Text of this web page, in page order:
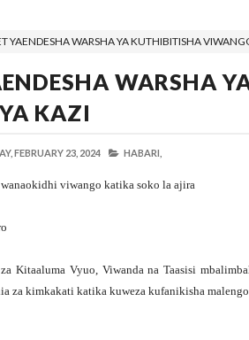
YAENDESHA WARSHA YA KUTHIBITISHA
WARSHA
KAZI
FEBRUARY 23, 2024 HABARI,
viwango katika soko la ajira
Kitaaluma Vyuo, Viwanda na Taasisi
za kimkakati katika kuweza kufanikisha